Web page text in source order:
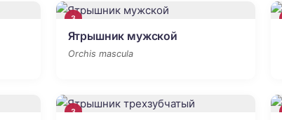
3
Ятрышник мужской
Orchis mascula
3